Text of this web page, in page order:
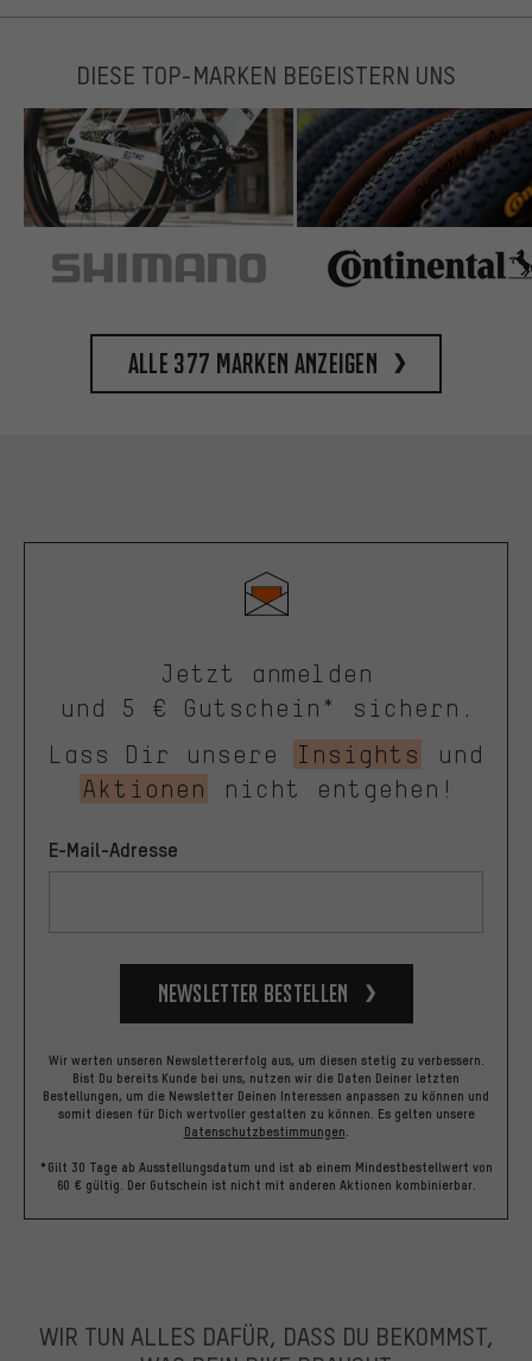
DIESE TOP-MARKEN BEGEISTERN UNS
Alle 377 Marken anzeigen
Jetzt anmelden
und 5 € Gutschein* sichern.
Lass Dir unsere
Insights
und
Aktionen
nicht entgehen!
E-Mail-Adresse
Newsletter bestellen
Wir werten unseren Newslettererfolg aus, um diesen stetig zu verbessern.
Bist Du bereits Kunde bei uns, nutzen wir die Daten Deiner letzten
Bestellungen, um die Newsletter Deinen Interessen anpassen zu können und
somit diesen für Dich wertvoller gestalten zu können. Es gelten unsere
Datenschutzbestimmungen
*Gilt 30 Tage ab Ausstellungsdatum und ist ab einem Mindestbestellwert von
60 € gültig. Der Gutschein ist nicht mit anderen Aktionen kombinierbar.
WIR TUN ALLES DAFÜR, DASS DU BEKOMMST,